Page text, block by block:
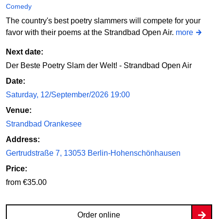
Comedy
The country's best poetry slammers will compete for your
favor with their poems at the Strandbad Open Air. more
Next date:
Der Beste Poetry Slam der Welt! - Strandbad Open Air
Date:
Saturday, 12/September/2026 19:00
Venue:
Strandbad Orankesee
Address:
Gertrudstraße 7, 13053 Berlin-Hohenschönhausen
Price:
from €35.00
Order online